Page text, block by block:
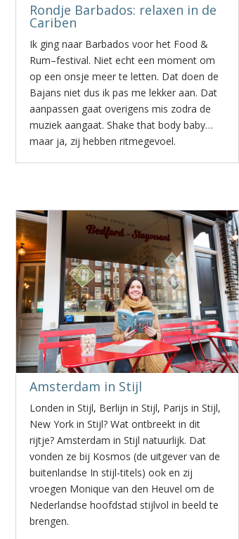
Rondje Barbados: relaxen in de
Cariben
Ik ging naar Barbados voor het Food &
Rum–festival. Niet echt een moment om
op een onsje meer te letten. Dat doen de
Bajans niet dus ik pas me lekker aan. Dat
aanpassen gaat overigens mis zodra de
muziek aangaat. Shake that body baby…
maar ja, zij hebben ritmegevoel.
Amsterdam in Stijl
Londen in Stijl, Berlijn in Stijl, Parijs in Stijl,
New York in Stijl? Wat ontbreekt in dit
rijtje? Amsterdam in Stijl natuurlijk. Dat
vonden ze bij Kosmos (de uitgever van de
buitenlandse In stijl-titels) ook en zij
vroegen Monique van den Heuvel om de
Nederlandse hoofdstad stijlvol in beeld te
brengen.